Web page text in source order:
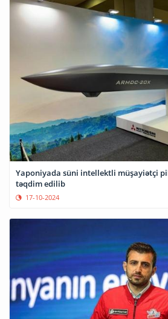
Yaponiyada süni intellektli müşayiətçi
təqdim edilib
17-10-2024